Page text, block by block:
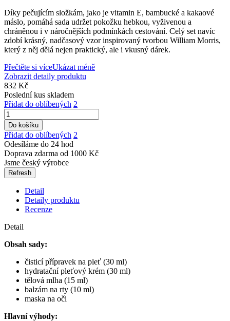
Díky pečujícím složkám, jako je vitamin E, bambucké a kakaové
máslo, pomáhá sada udržet pokožku hebkou, vyživenou a
chráněnou i v náročnějších podmínkách cestování. Celý set navíc
zdobí krásný, nadčasový vzor inspirovaný tvorbou William Morris,
který z něj dělá nejen praktický, ale i vkusný dárek.
Přečtěte si víceUkázat méně
Zobrazit detaily produktu
832 Kč
Poslední kus skladem
Přidat do oblíbených 2
Do košíku
Přidat do oblíbených 2
Odesíláme do 24 hod
Doprava zdarma od 1000 Kč
Jsme český výrobce
Detail
Detaily produktu
Recenze
Detail
Obsah sady:
čisticí přípravek na pleť (30 ml)
hydratační pleťový krém (30 ml)
tělová mlha (15 ml)
balzám na rty (10 ml)
maska na oči
Hlavní výhody: